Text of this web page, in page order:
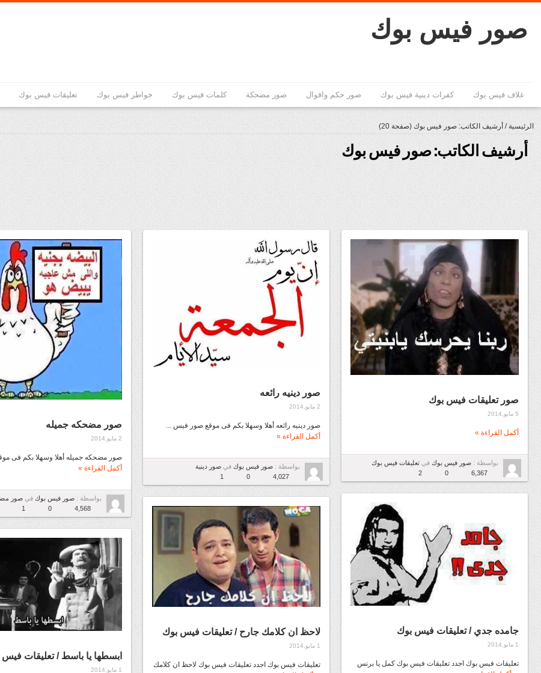
صور فيس بوك
غلاف فيس بوك كفرات دينية فيس بوك صور حكم واقوال صور مضحكة كلمات فيس بوك خواطر فيس بوك تعليقات فيس بوك
الرئيسية/ أرشيف الكاتب: صور فيس بوك (صفحة 20)
أرشيف الكاتب: صور فيس بوك
صور تعليقات فيس بوك
5 مايو,2014
أكمل القراءة »
بواسطة : صور فيس بوك في تعليقات فيس بوك
6,367
0
2
صور دينيه رائعه
2 مايو,2014
صور دينيه رائعه أهلا وسهلا بكم فى موقع صور فيس ...
أكمل القراءة »
بواسطة : صور فيس بوك في صور دينية
4,027
0
1
صور مضحكه جميله
2 مايو,2014
صور مضحكه جميله أهلا وسهلا بكم فى
أكمل القراءة »
بواسطة : صور فيس بوك في صور
4,568
0
1
جامده جدي / تعليقات فيس بوك
1 مايو,2014
تعليقات فيس بوك اجدد تعليقات فيس بوك كمل يا برنس
لاحظ ان كلامك جارح / تعليقات فيس بوك
1 مايو,2014
تعليقات فيس بوك اجدد تعليقات فيس بوك لاحظ ان كلامك
ابسطها يا باسط / تعليقات
1 مايو,2014